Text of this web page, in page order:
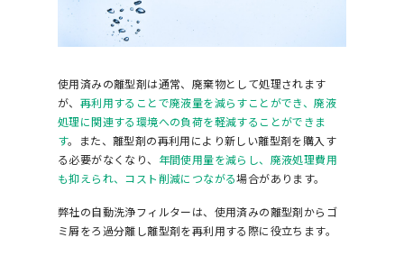
使用済みの離型剤は通常、廃棄物として処理されます
が、 再利用することで廃液量を減らすことができ、廃液
処理に関連する環境への負荷を軽減することができま
す。また、離型剤の再利用により新しい離型剤を購入す
る必要がなくなり、 年間使用量を減らし、廃液処理費用
も抑えられ、コスト削減につながる場合があります。
弊社の自動洗浄フィルターは、使用済みの離型剤からゴ
ミ屑をろ過分離し離型剤を再利用する際に役立ちます。